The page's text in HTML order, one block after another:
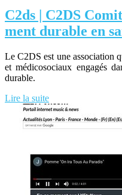
C2ds | C2DS
ment durable en
Le C2DS est une association
et médicosociaux engagés
durable.
Lire la suite